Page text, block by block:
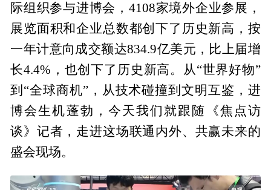
际组织参与进博会，4108家境外企业参展，
展览面积和企业总数都创下了历史新高，按
一年计意向成交额达834.9亿美元，比上届增
长4.4%，也创下了历史新高。从“世界好物”
到“全球商机”，从技术碰撞到文明互鉴，进
博会生机蓬勃，今天我们就跟随《焦点访
谈》记者，走进这场联通内外、共赢未来的
盛会现场。